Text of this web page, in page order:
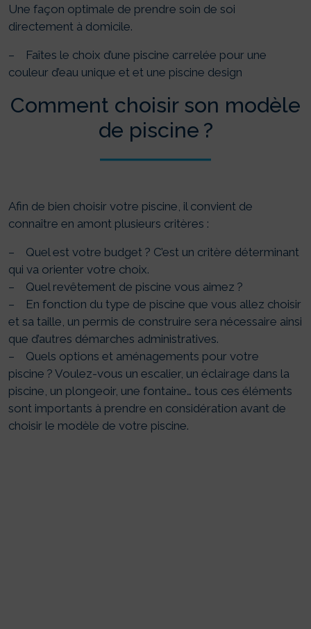
Une façon optimale de prendre soin de soi
directement à domicile.
– Faîtes le choix d’une piscine carrelée pour une
couleur d’eau unique et et une piscine design
Comment choisir son modèle
de piscine ?
Afin de bien choisir votre piscine, il convient de
connaître en amont plusieurs critères :
– Quel est votre budget ? C’est un critère déterminant
qui va orienter votre choix.
– Quel revêtement de piscine vous aimez ?
– En fonction du type de piscine que vous allez choisir
et sa taille, un permis de construire sera nécessaire ainsi
que d’autres démarches administratives.
– Quels options et aménagements pour votre
piscine ? Voulez-vous un escalier, un éclairage dans la
piscine, un plongeoir, une fontaine… tous ces éléments
sont importants à prendre en considération avant de
choisir le modèle de votre piscine.